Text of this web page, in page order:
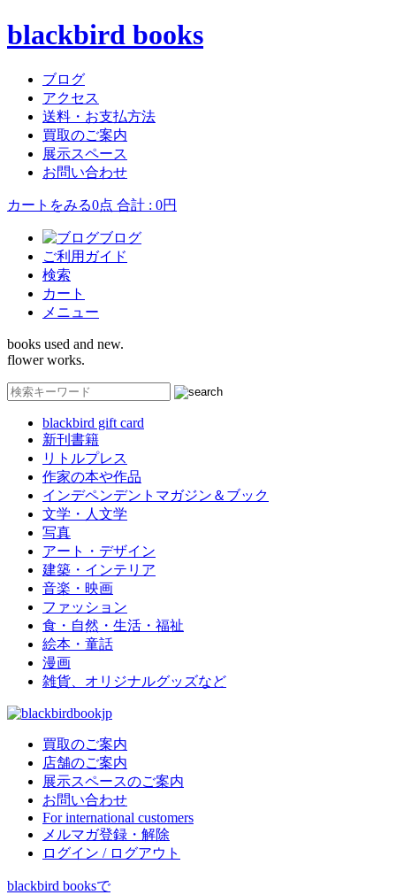
blackbird books
ブログ
アクセス
送料・お支払方法
買取のご案内
展示スペース
お問い合わせ
カートをみる0点 合計 : 0円
ブログ
ご利用ガイド
検索
カート
メニュー
books used and new.
flower works.
blackbird gift card
新刊書籍
リトルプレス
作家の本や作品
インデペンデントマガジン＆ブック
文学・人文学
写真
アート・デザイン
建築・インテリア
音楽・映画
ファッション
食・自然・生活・福祉
絵本・童話
漫画
雑貨、オリジナルグッズなど
買取のご案内
店舗のご案内
展示スペースのご案内
お問い合わせ
For international customers
メルマガ登録・解除
ログイン / ログアウト
blackbird booksで